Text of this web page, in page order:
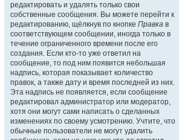
редактировать и удалять только свои
собственные сообщения. Вы можете перейти к
редактированию, щёлкнув по кнопке Правка в
соответствующем сообщении, иногда только в
течение ограниченного времени после его
создания. Если кто-то уже ответил на
сообщение, то под ним появится небольшая
надпись, которая показывает количество
правок, а также дату и время последней из них.
Эта надпись не появляется, если сообщение
редактировал администратор или модератор,
хотя они могут сами написать о сделанных
изменениях по своему усмотрению. Учтите, что
обычные пользователи не могут удалить